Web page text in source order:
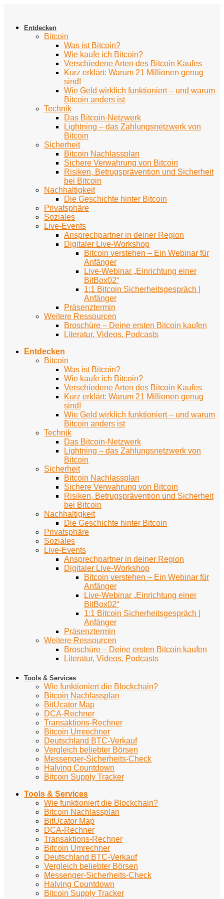
springenEntdecken
Bitcoin
Was ist Bitcoin?
Wie kaufe ich Bitcoin?
Verschiedene Arten des Bitcoin Kaufes
Kurz erklärt: Warum 21 Millionen genug
sind!
Wie Geld wirklich funktioniert – und warum
Bitcoin anders ist
Technik
Das Bitcoin-Netzwerk
Lightning – das Zahlungsnetzwerk von
Bitcoin
Sicherheit
Bitcoin Nachlassplan
Sichere Verwahrung von Bitcoin
Risiken, Betrugsprävention und Sicherheit
bei Bitcoin
Nachhaltigkeit
Die Geschichte hinter Bitcoin
Privatsphäre
Soziales
Live-Events
Ansprechpartner in deiner Region
Digitaler Live-Workshop
Bitcoin verstehen – Ein Webinar für
Anfänger
Live-Webinar „Einrichtung einer
BitBox02“
1:1 Bitcoin Sicherheitsgespräch |
Anfänger
Präsenztermin
Weitere Ressourcen
Broschüre – Deine ersten Bitcoin kaufen
Literatur, Videos, Podcasts
Entdecken
Bitcoin
Was ist Bitcoin?
Wie kaufe ich Bitcoin?
Verschiedene Arten des Bitcoin Kaufes
Kurz erklärt: Warum 21 Millionen genug
sind!
Wie Geld wirklich funktioniert – und warum
Bitcoin anders ist
Technik
Das Bitcoin-Netzwerk
Lightning – das Zahlungsnetzwerk von
Bitcoin
Sicherheit
Bitcoin Nachlassplan
Sichere Verwahrung von Bitcoin
Risiken, Betrugsprävention und Sicherheit
bei Bitcoin
Nachhaltigkeit
Die Geschichte hinter Bitcoin
Privatsphäre
Soziales
Live-Events
Ansprechpartner in deiner Region
Digitaler Live-Workshop
Bitcoin verstehen – Ein Webinar für
Anfänger
Live-Webinar „Einrichtung einer
BitBox02“
1:1 Bitcoin Sicherheitsgespräch |
Anfänger
Präsenztermin
Weitere Ressourcen
Broschüre – Deine ersten Bitcoin kaufen
Literatur, Videos, Podcasts
Tools & Services
Wie funktioniert die Blockchain?
Bitcoin Nachlassplan
BitUcator Map
DCA-Rechner
Transaktions-Rechner
Bitcoin Umrechner
Deutschland BTC-Verkauf
Vergleich beliebter Börsen
Messenger-Sicherheits-Check
Halving Countdown
Bitcoin Supply Tracker
Tools & Services
Wie funktioniert die Blockchain?
Bitcoin Nachlassplan
BitUcator Map
DCA-Rechner
Transaktions-Rechner
Bitcoin Umrechner
Deutschland BTC-Verkauf
Vergleich beliebter Börsen
Messenger-Sicherheits-Check
Halving Countdown
Bitcoin Supply Tracker